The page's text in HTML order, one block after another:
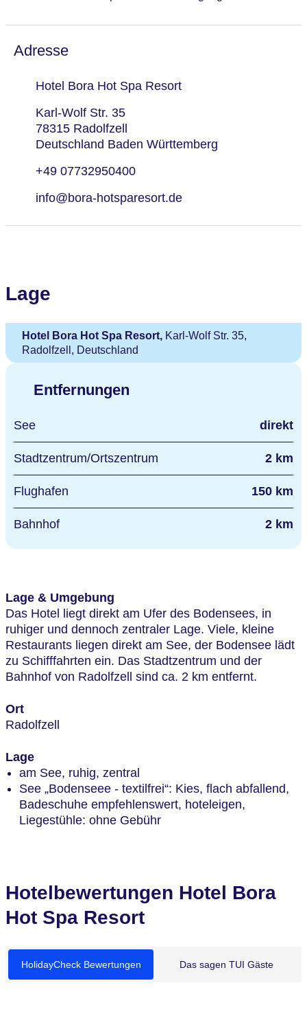
Adresse
Hotel Bora Hot Spa Resort
Karl-Wolf Str. 35
78315 Radolfzell
Deutschland Baden Württemberg
+49 07732950400
info@bora-hotsparesort.de
Lage
Hotel Bora Hot Spa Resort,Karl-Wolf Str. 35,
Radolfzell, Deutschland
Entfernungen
See direkt
Stadtzentrum/Ortszentrum 2 km
Flughafen 150 km
Bahnhof 2 km
Lage & Umgebung
Das Hotel liegt direkt am Ufer des Bodensees, in
ruhiger und dennoch zentraler Lage. Viele, kleine
Restaurants liegen direkt am See, der Bodensee lädt
zu Schifffahrten ein. Das Stadtzentrum und der
Bahnhof von Radolfzell sind ca. 2 km entfernt.
Ort
Radolfzell
Lage
am See, ruhig, zentral
See „Bodenseee - textilfrei“: Kies, flach abfallend,
Badeschuhe empfehlenswert, hoteleigen,
Liegestühle: ohne Gebühr
Hotelbewertungen Hotel Bora
Hot Spa Resort
HolidayCheck Bewertungen Das sagen TUI Gäste